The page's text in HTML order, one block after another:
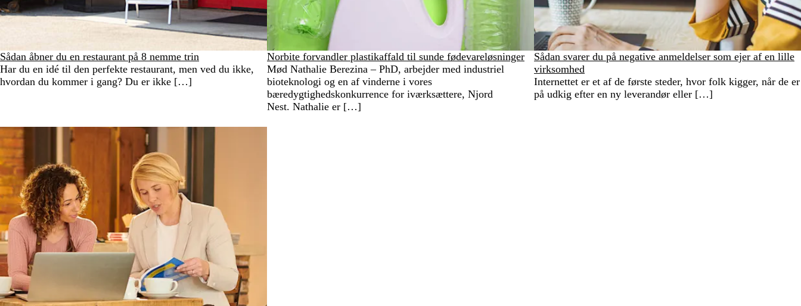
Sådan åbner du en restaurant på 8 nemme trin
Har du en idé til den perfekte restaurant, men ved du ikke,
hvordan du kommer i gang? Du er ikke […]
Norbite forvandler plastikaffald til sunde fødevareløsninger
Mød Nathalie Berezina – PhD, arbejder med industriel
bioteknologi og en af vinderne i vores
bæredygtighedskonkurrence for iværksættere, Njord
Nest. Nathalie er […]
Sådan svarer du på negative anmeldelser som ejer af en lille
virksomhed
Internettet er et af de første steder, hvor folk kigger, når de er
på udkig efter en ny leverandør eller […]